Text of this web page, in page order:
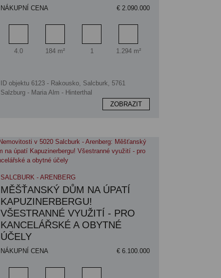
NÁKUPNÍ CENA € 2.090.000
Pokoj
4.0
Obytný prostor
184 m²
Koupelna
1
Plocha pozemku
1.294 m²
ID objektu 6123 - Rakousko, Salcburk, 5761
Salzburg - Maria Alm - Hinterthal
ZOBRAZIT
SALCBURK - ARENBERG
MĚŠŤANSKÝ DŮM NA ÚPATÍ
KAPUZINERBERGU!
VŠESTRANNÉ VYUŽITÍ - PRO
KANCELÁŘSKÉ A OBYTNÉ
ÚČELY
NÁKUPNÍ CENA € 6.100.000